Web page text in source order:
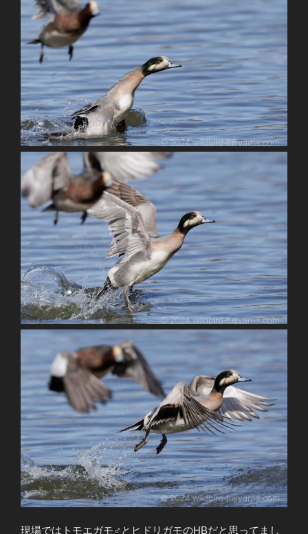
現場ではトモエガモ♂とヒドリガモのHBだと思ってまし